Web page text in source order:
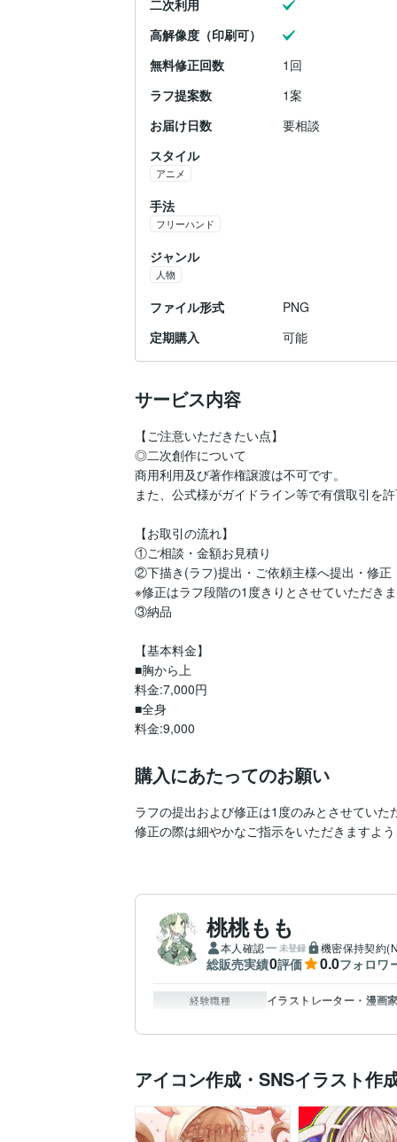
二次利用
高解像度（印刷可）
無料修正回数
1回
ラフ提案数
1案
お届け日数
要相談
スタイル
アニメ
手法
フリーハンド
ジャンル
人物
ファイル形式
PNG
定期購入
可能
サービス内容
【ご注意いただきたい点】
◎二次創作について
商用利用及び著作権譲渡は不可です。
また、公式様がガイドライン等で有償取引を
【お取引の流れ】
①ご相談・金額お見積り
②下描き(ラフ)提出・ご依頼主様へ提出・修正
※修正はラフ段階の1度きりとさせていただき
③納品
【基本料金】
■胸から上
料金:7,000円
■全身
料金:9,000
購入にあたってのお願い
ラフの提出および修正は1度のみとさせていた
修正の際は細やかなご指示をいただきますよ
桃桃もも
本人確認 未登録 機密保持契約
総販売実績0評価 0.0フォロワ
経験職種 イラストレーター・漫画
アイコン作成・SNSイラスト作